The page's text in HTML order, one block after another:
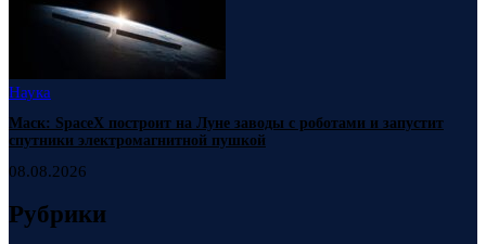
Наука
Маск: SpaceX построит на Луне заводы с роботами и запустит
спутники электромагнитной пушкой
08.08.2026
Рубрики